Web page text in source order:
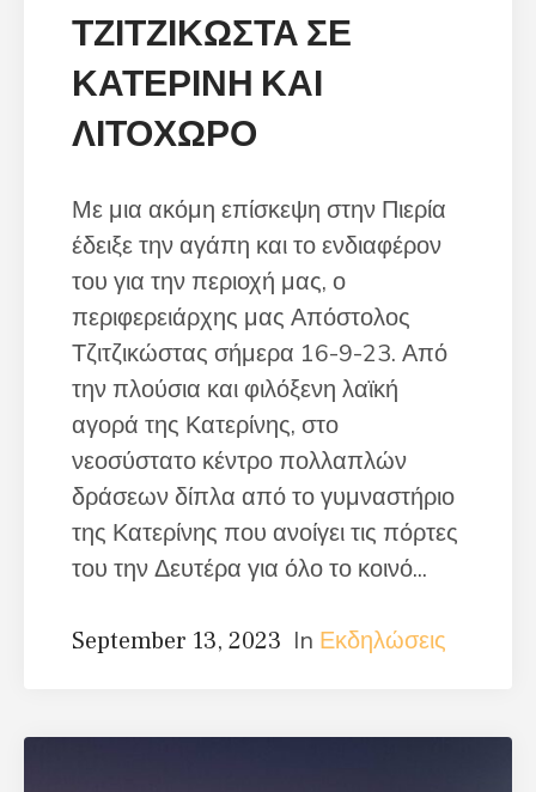
ΤΖΙΤΖΙΚΩΣΤΑ ΣΕ
ΚΑΤΕΡΙΝΗ ΚΑΙ
ΛΙΤΟΧΩΡΟ
Με μια ακόμη επίσκεψη στην Πιερία
έδειξε την αγάπη και το ενδιαφέρον
του για την περιοχή μας, ο
περιφερειάρχης μας Απόστολος
Τζιτζικώστας σήμερα 16-9-23. Από
την πλούσια και φιλόξενη λαϊκή
αγορά της Κατερίνης, στο
νεοσύστατο κέντρο πολλαπλών
δράσεων δίπλα από το γυμναστήριο
της Κατερίνης που ανοίγει τις πόρτες
του την Δευτέρα για όλο το κοινό...
September 13, 2023 In Εκδηλώσεις